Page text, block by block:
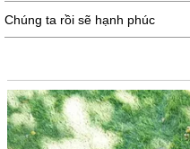
Chúng ta rồi sẽ hạnh phúc